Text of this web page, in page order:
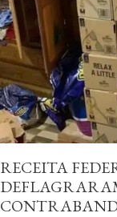
RECEITA